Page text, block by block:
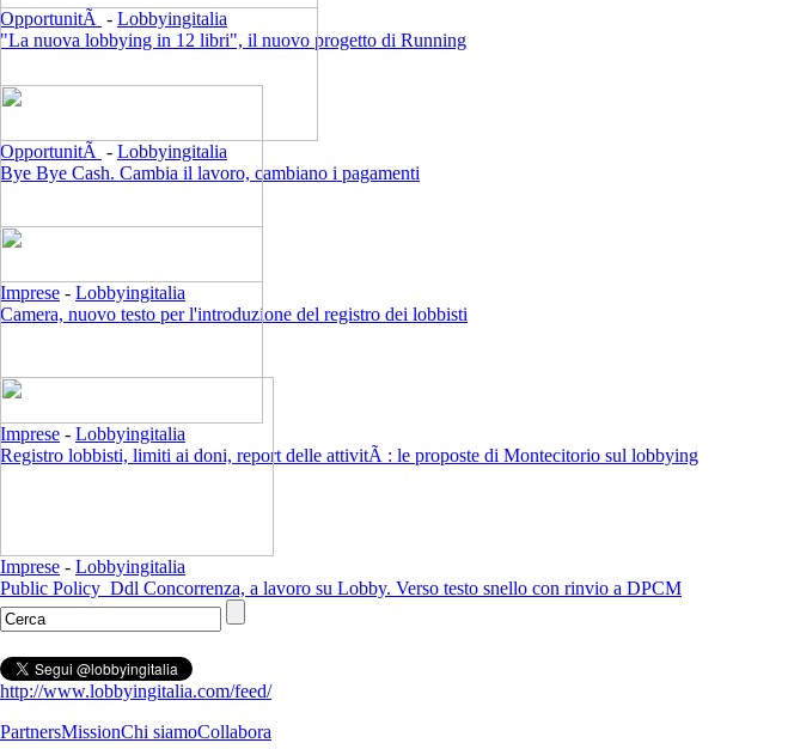
OpportunitÃ - Lobbyingitalia
"La nuova lobbying in 12 libri", il nuovo progetto di Running
OpportunitÃ - Lobbyingitalia
Bye Bye Cash. Cambia il lavoro, cambiano i pagamenti
Imprese - Lobbyingitalia
Camera, nuovo testo per l'introduzione del registro dei lobbisti
Imprese - Lobbyingitalia
Registro lobbisti, limiti ai doni, report delle attivitÃ : le proposte di Montecitorio sul lobbying
Imprese - Lobbyingitalia
Public Policy_Ddl Concorrenza, a lavoro su Lobby. Verso testo snello con rinvio a DPCM
http://www.lobbyingitalia.com/feed/
PartnersMissionChi siamoCollabora